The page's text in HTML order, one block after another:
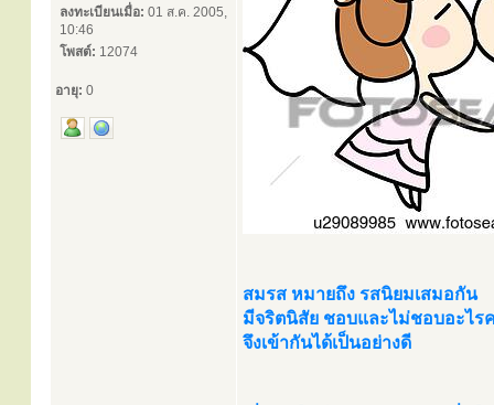
ลงทะเบียนเมื่อ: 01 ส.ค. 2005,
10:46
โพสต์: 12074
อายุ: 0
สมรส หมายถึง รสนิยมเสมอกัน
มีจริตนิสัย ชอบและไม่ชอบอะไร
จึงเข้ากันได้เป็นอย่างดี